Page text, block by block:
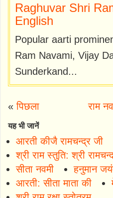
Raghuvar Shri
English
Popular aarti
Ram Navami, Vijay
Sunderkand...
«पिछला राम
यह भी जानें
आरती कीजै रामचन्द्र जी
श्री राम स्तुति: श्री
सीता नवमी
हनुमान
आरती: सीता माता की